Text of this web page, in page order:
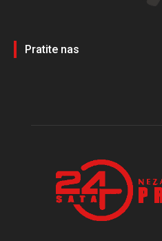
Pratite nas